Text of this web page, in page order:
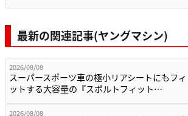
最新の関連記事(ヤングマシン)
2026/08/08
スーパースポーツ車の極小リアシートにもフィ
ットする大容量の『スポルトフィット…
2026/08/08